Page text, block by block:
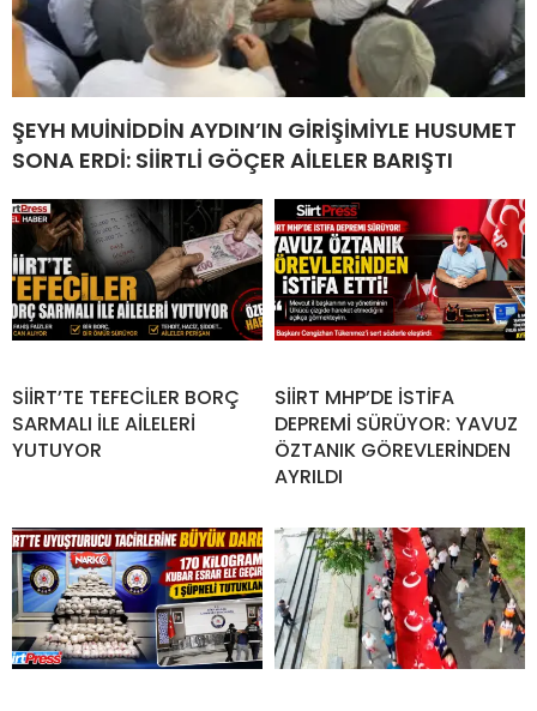
ŞEYH MUİNİDDİN AYDIN’IN GİRİŞİMİYLE HUSUMET
SONA ERDİ: SİİRTLİ GÖÇER AİLELER BARIŞTI
SİİRT’TE TEFECİLER BORÇ
SARMALI İLE AİLELERİ
YUTUYOR
SİİRT MHP’DE İSTİFA
DEPREMİ SÜRÜYOR: YAVUZ
ÖZTANIK GÖREVLERİNDEN
AYRILDI